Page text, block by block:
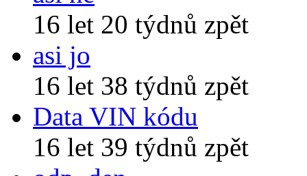
16 let 20 týdnů zpět
asi jo
16 let 38 týdnů zpět
Data VIN kódu
16 let 39 týdnů zpět